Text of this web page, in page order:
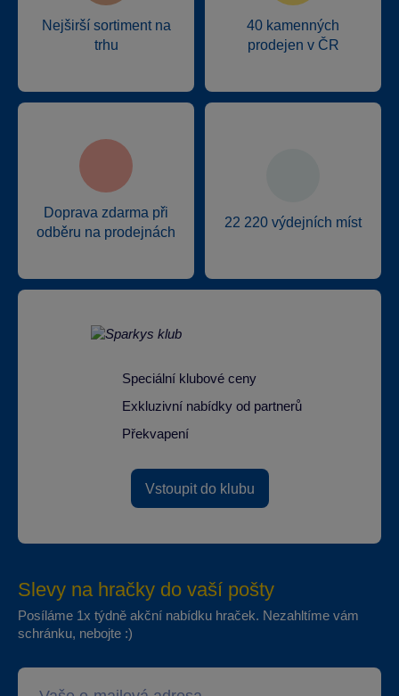
Nejširší sortiment na
trhu
40 kamenných
prodejen v ČR
Doprava zdarma při
odběru na prodejnách
22 220 výdejních míst
Speciální klubové ceny
Exkluzivní nabídky od partnerů
Překvapení
Vstoupit do klubu
Slevy na hračky do vaší pošty
Posíláme 1x týdně akční nabídku hraček. Nezahltíme vám
schránku, nebojte :)